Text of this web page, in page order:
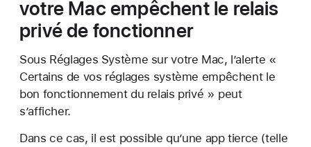
votre Mac empêchent le relais
privé de fonctionner
Sous Réglages Système sur votre Mac, l’alerte «
Certains de vos réglages système empêchent le
bon fonctionnement du relais privé » peut
s’afficher.
Dans ce cas, il est possible qu’une app tierce (telle